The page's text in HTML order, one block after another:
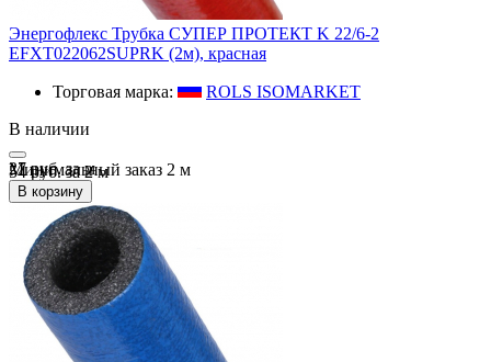
Энергофлекс Трубка СУПЕР ПРОТЕКТ K 22/6-2
EFXT022062SUPRK (2м), красная
Торговая марка:
ROLS ISOMARKET
В наличии
27 руб.зам
54 руб. за 2 м
Минимальный заказ 2 м
В корзину